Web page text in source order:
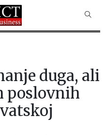
duga, ali
poslovnih